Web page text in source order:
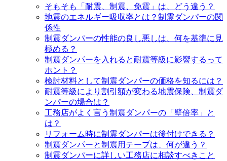
そもそも「耐震、制震、免震」は、どう違う？
地震のエネルギー吸収率とは？制震ダンパーの関
係性
制震ダンパーの性能の良し悪しは、何を基準に見
極める？
制震ダンパーを入れると耐震等級に影響するって
ホント？
検討材料として制震ダンパーの価格を知るには？
耐震等級により割引額が変わる地震保険、制震ダ
ンパーの場合は？
工務店がよく言う制震ダンパーの「壁倍率」と
は？
リフォーム時に制震ダンパーは後付けできる？
制震ダンパーと制震用テープは、何が違う？
制震ダンパーに詳しい工務店に相談すべきこと